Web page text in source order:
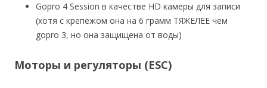
Gopro 4 Session в качестве HD камеры для записи
(хотя с крепежом она на 6 грамм ТЯЖЕЛЕЕ чем
gopro 3, но она защищена от воды)
Моторы и регуляторы (ESC)